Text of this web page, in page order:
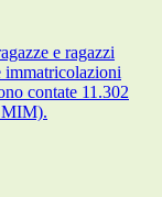
e ragazzi
immatricolazioni
contate 11.302
MIM).